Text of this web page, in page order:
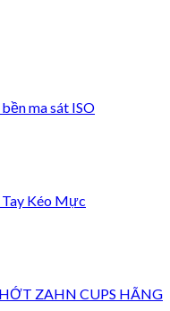
ma sát ISO
Tay Kéo Mực
ZAHN CUPS HÃNG